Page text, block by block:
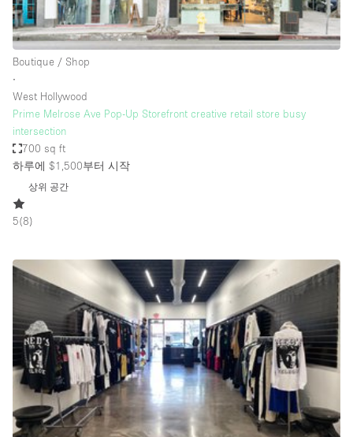
Advertisement Space
Apartment / Loft
Art Gallery
Atelier / Workshop Studio
Boat
Booth / Kiosk / Stand
Container
Creative Space
Event Space
Fair / Festival
Hall
Lobby Space
Mall Shop
Boutique / Shop
∙
West Hollywood
Prime Melrose Ave Pop-Up Storefront creative retail store busy
intersection
700 sq ft
하루에 $1,500부터 시작
상위 공간
5(8)